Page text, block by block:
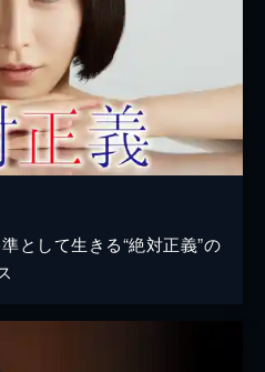
として生きる“絶対正義”の